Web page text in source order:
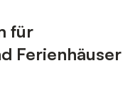
für
Ferienhäuser